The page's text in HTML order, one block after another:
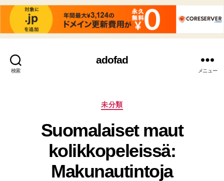
検索
adofad
メニュー
カ
ゴ
リ
ー
未分類
Suomalaiset maut
kolikkopeleissä:
Makunautintoja